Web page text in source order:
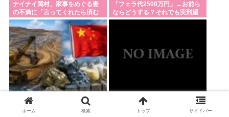
ナイナイ岡村、家事をめぐる妻
の不満に「言ってくれたら済む
話やん」になるみ「バイトやっ
たらクビやで」説教受け黙り込
む
「フェラ代2500万円」←お前ら
ならどうする？それでも実刑望
むジャングルポケット斎藤求刑7
中国の「レアアース武器化」が
裏目に、世界で重レアアース供
れいわ新選組、「いのちの党」
に党名変更
ホーム 検索 トップ サイドバー